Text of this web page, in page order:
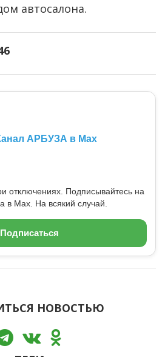
автосалона.
АРБУЗА в Max
отключениях. Подписывайтесь на
в Max. На всякий случай.
Подписаться
НОВОСТЬЮ